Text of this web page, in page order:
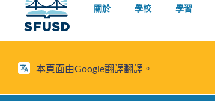
選
單
關於 學校 學習
本頁面由Google翻譯翻譯。